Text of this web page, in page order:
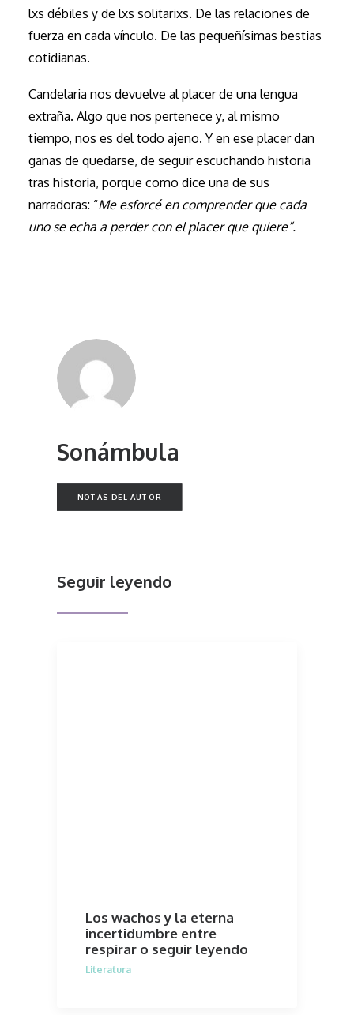
lxs débiles y de lxs solitarixs. De las relaciones de
fuerza en cada vínculo. De las pequeñísimas bestias
cotidianas.
Candelaria nos devuelve al placer de una lengua
extraña. Algo que nos pertenece y, al mismo
tiempo, nos es del todo ajeno. Y en ese placer dan
ganas de quedarse, de seguir escuchando historia
tras historia, porque como dice una de sus
narradoras: “Me esforcé en comprender que cada
uno se echa a perder con el placer que quiere”.
Sonámbula
NOTAS DEL AUTOR
Seguir leyendo
Los wachos y la eterna
incertidumbre entre
respirar o seguir leyendo
Literatura